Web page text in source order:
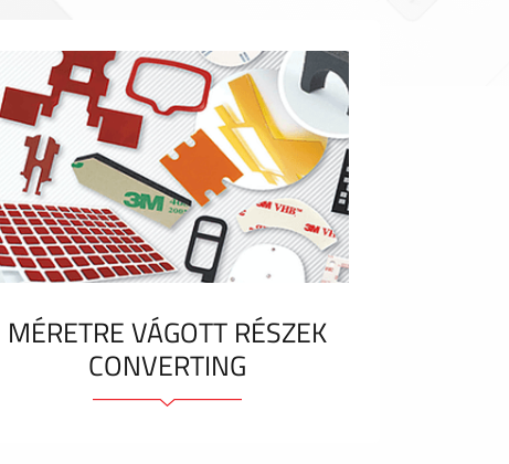
MÉRETRE VÁGOTT RÉSZEK
CONVERTING